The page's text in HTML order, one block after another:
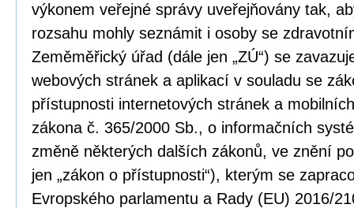
výkonem veřejné správy uveřejňovány tak,
rozsahu mohly seznámit i osoby se
Zeměměřický úřad (dále jen „ZÚ“) se
webových stránek a aplikací v souladu se
přístupnosti internetových stránek a
zákona č. 365/2000 Sb., o informačních
změně některých dalších zákonů, ve znění
jen „zákon o přístupnosti“), kterým se
Evropského parlamentu a Rady (EU) 2016/